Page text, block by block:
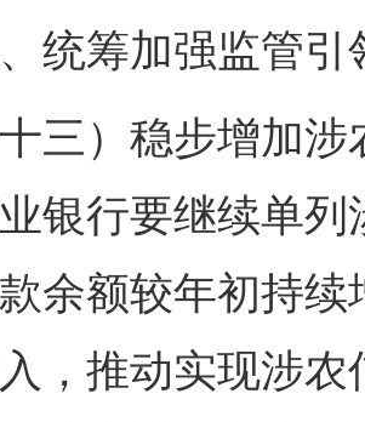
筹加强监管引
）稳步增加涉
银行要继续单
余额较年初持
，推动实现涉